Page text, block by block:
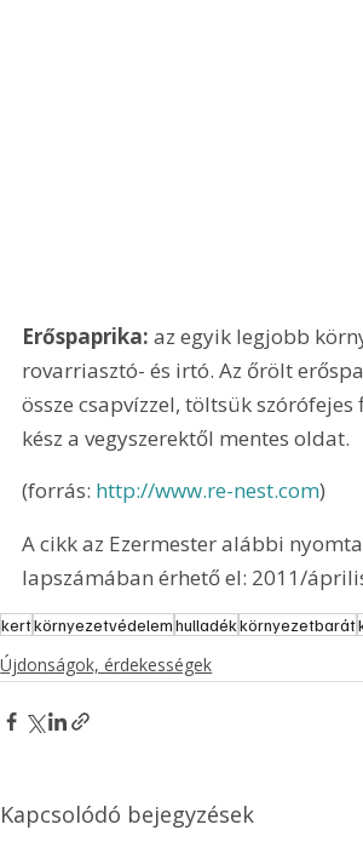
Erőspaprika: az egyik legjobb
rovarriasztó- és irtó. Az őrölt
össze csapvízzel, töltsük szórófejes
kész a vegyszerektől mentes oldat.
(forrás: http://www.re-nest.com)
A cikk az Ezermester alábbi
lapszámában érhető el: 2011/
kertkörnyezetvédelemhulladékkörnyezetbarát
Újdonságok, érdekességek
Kapcsolódó bejegyzések